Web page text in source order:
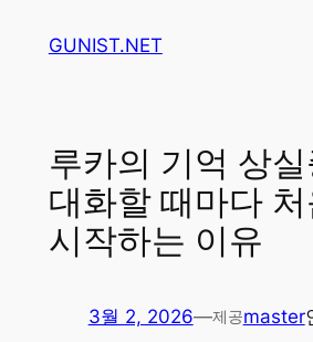
GUNIST.NET
루카의 기억 상
대화할 때마다
시작하는 이유
3월 2, 2026—제공master